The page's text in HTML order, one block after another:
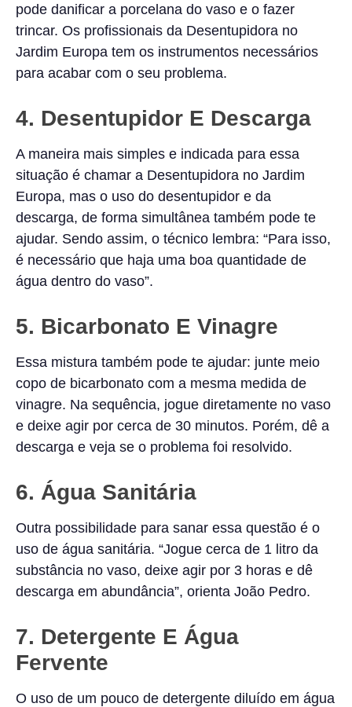
pode danificar a porcelana do vaso e o fazer
trincar. Os profissionais da Desentupidora no
Jardim Europa tem os instrumentos necessários
para acabar com o seu problema.
4. Desentupidor E Descarga
A maneira mais simples e indicada para essa
situação é chamar a Desentupidora no Jardim
Europa, mas o uso do desentupidor e da
descarga, de forma simultânea também pode te
ajudar. Sendo assim, o técnico lembra: “Para isso,
é necessário que haja uma boa quantidade de
água dentro do vaso”.
5. Bicarbonato E Vinagre
Essa mistura também pode te ajudar: junte meio
copo de bicarbonato com a mesma medida de
vinagre. Na sequência, jogue diretamente no vaso
e deixe agir por cerca de 30 minutos. Porém, dê a
descarga e veja se o problema foi resolvido.
6. Água Sanitária
Outra possibilidade para sanar essa questão é o
uso de água sanitária. “Jogue cerca de 1 litro da
substância no vaso, deixe agir por 3 horas e dê
descarga em abundância”, orienta João Pedro.
7. Detergente E Água
Fervente
O uso de um pouco de detergente diluído em água